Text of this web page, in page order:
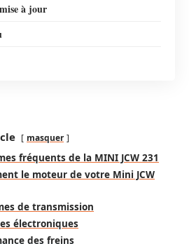
à jour
masquer
fréquents de la MINI JCW 231
le moteur de votre Mini JCW
de transmission
électroniques
des freins